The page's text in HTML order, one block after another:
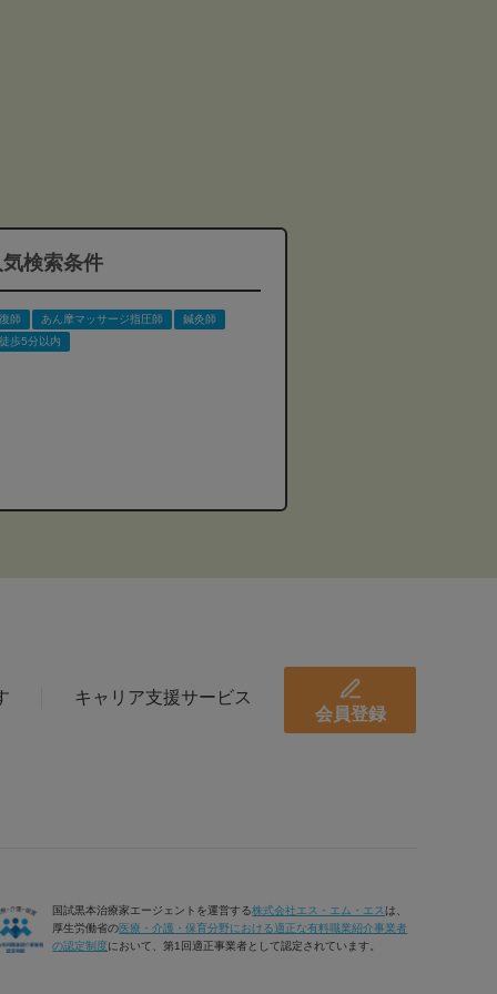
検索条件
師 あん摩マッサージ指圧師
鍼灸師
歩5分以内
キャリア支援サービス
会員登録
国試黒本治療家エージェントを運営する株式会社エス・エム・エスは、
厚生労働省の医療・介護・保育分野における適正な有料職業紹介事業者
の認定制度において、第1回適正事業者として認定されています。